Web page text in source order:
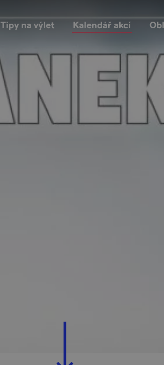
Tipy na výlet Kalendář akcí